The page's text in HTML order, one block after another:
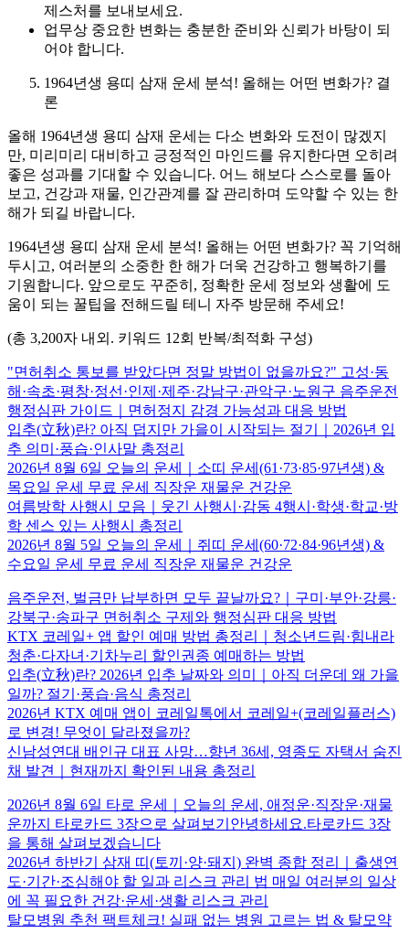
제스처를 보내보세요.
업무상 중요한 변화는 충분한 준비와 신뢰가 바탕이 되
어야 합니다.
1964년생 용띠 삼재 운세 분석! 올해는 어떤 변화가? 결
론
올해 1964년생 용띠 삼재 운세는 다소 변화와 도전이 많겠지
만, 미리미리 대비하고 긍정적인 마인드를 유지한다면 오히려
좋은 성과를 기대할 수 있습니다. 어느 해보다 스스로를 돌아
보고, 건강과 재물, 인간관계를 잘 관리하며 도약할 수 있는 한
해가 되길 바랍니다.
1964년생 용띠 삼재 운세 분석! 올해는 어떤 변화가? 꼭 기억해
두시고, 여러분의 소중한 한 해가 더욱 건강하고 행복하기를
기원합니다. 앞으로도 꾸준히, 정확한 운세 정보와 생활에 도
움이 되는 꿀팁을 전해드릴 테니 자주 방문해 주세요!
(총 3,200자 내외. 키워드 12회 반복/최적화 구성)
"면허취소 통보를 받았다면 정말 방법이 없을까요?" 고성·동
해·속초·평창·정선·인제·제주·강남구·관악구·노원구 음주운전
행정심판 가이드｜면허정지 감경 가능성과 대응 방법
입추(立秋)란? 아직 덥지만 가을이 시작되는 절기｜2026년 입
추 의미·풍습·인사말 총정리
2026년 8월 6일 오늘의 운세｜소띠 운세(61·73·85·97년생) &
목요일 운세 무료 운세 직장운 재물운 건강운
여름방학 사행시 모음｜웃긴 사행시·감동 4행시·학생·학교·방
학 센스 있는 사행시 총정리
2026년 8월 5일 오늘의 운세｜쥐띠 운세(60·72·84·96년생) &
수요일 운세 무료 운세 직장운 재물운 건강운
음주운전, 벌금만 납부하면 모두 끝날까요?｜구미·부안·강릉·
강북구·송파구 면허취소 구제와 행정심판 대응 방법
KTX 코레일+ 앱 할인 예매 방법 총정리｜청소년드림·힘내라
청춘·다자녀·기차누리 할인권종 예매하는 방법
입추(立秋)란? 2026년 입추 날짜와 의미｜아직 더운데 왜 가을
일까? 절기·풍습·음식 총정리
2026년 KTX 예매 앱이 코레일톡에서 코레일+(코레일플러스)
로 변경! 무엇이 달라졌을까?
신남성연대 배인규 대표 사망…향년 36세, 영종도 자택서 숨진
채 발견｜현재까지 확인된 내용 총정리
2026년 8월 6일 타로 운세｜오늘의 운세, 애정운·직장운·재물
운까지 타로카드 3장으로 살펴보기안녕하세요.타로카드 3장
을 통해 살펴보겠습니다
2026년 하반기 삼재 띠(토끼·양·돼지) 완벽 종합 정리｜출생연
도·기간·조심해야 할 일과 리스크 관리 법 매일 여러분의 일상
에 꼭 필요한 건강·운세·생활 리스크 관리
탈모병원 추천 팩트체크! 실패 없는 병원 고르는 법 & 탈모약